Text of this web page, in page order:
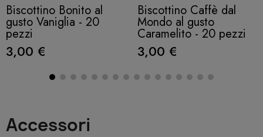
Biscottino Bonito al
gusto Vaniglia - 20
pezzi
3,00 €
Biscottino Caffè dal
Mondo al gusto
Caramelito - 20 pezzi
3,00 €
Accessori